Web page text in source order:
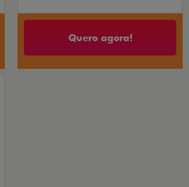
Quero agora!